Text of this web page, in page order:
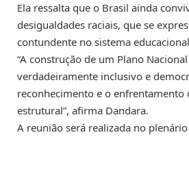
Ela ressalta que o Brasil ainda
desigualdades raciais, que se
contundente no sistema
“A construção de um Plano
verdadeiramente inclusivo e
reconhecimento e o enfrentamento
estrutural”, afirma Dandara.
A reunião será realizada no